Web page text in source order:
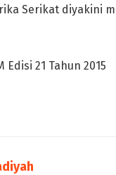
Serikat diyakini
21 Tahun 2015